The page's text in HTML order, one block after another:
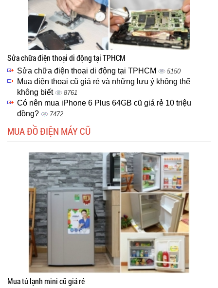
Sửa chữa điện thoại di động tại TPHCM
Sửa chữa điện thoại di động tại TPHCM 5150
Mua điện thoại cũ giá rẻ và những lưu ý không thể
không biết
8761
Có nên mua iPhone 6 Plus 64GB cũ giá rẻ 10 triệu
đồng?
7472
MUA ĐỒ ĐIỆN MÁY CŨ
Mua tủ lạnh mini cũ giá rẻ